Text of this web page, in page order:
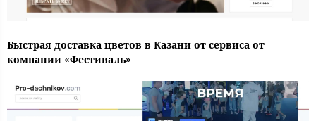
Быстрая доставка цветов в Казани от сервиса от
компании «Фестиваль»